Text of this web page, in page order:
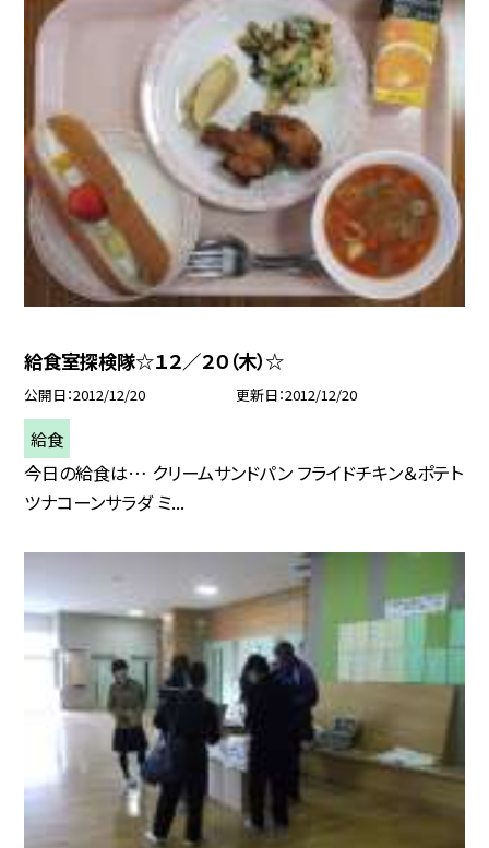
給食室探検隊☆１２／２０（木）☆
公開日 2012/12/20 更新日 2012/12/20
給食
今日の給食は… クリームサンドパン フライドチキン＆ポテト
ツナコーンサラダ ミ...